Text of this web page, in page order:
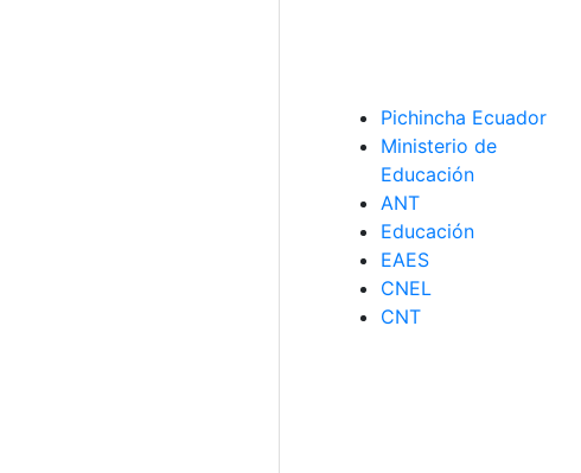
Pichincha Ecuador
Ministerio de
Educación
ANT
Educación
EAES
CNEL
CNT